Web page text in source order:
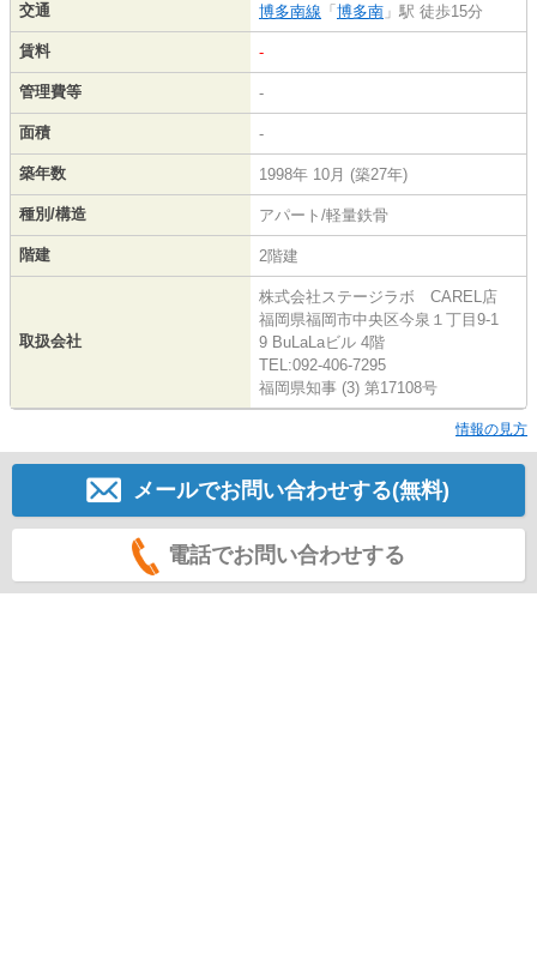
交通 博多南線 「 博多南 」駅 徒歩15分
賃料 -
管理費等 -
面積 -
築年数 1998年 10月 (築27年)
種別/構造 アパート/軽量鉄骨
階建 2階建
取扱会社
株式会社ステージラボ CAREL店
福岡県福岡市中央区今泉１丁目9-1
9 BuLaLaビル 4階
TEL:092-406-7295
福岡県知事 (3) 第17108号
情報の見方
メールでお問い合わせする(無料)
電話でお問い合わせする